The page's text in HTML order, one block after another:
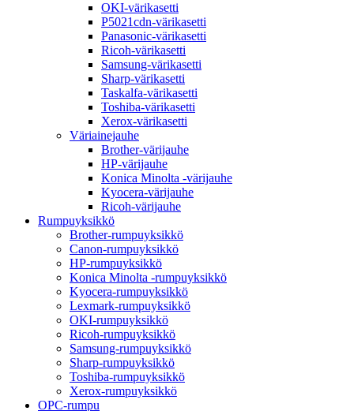
OKI-värikasetti
P5021cdn-värikasetti
Panasonic-värikasetti
Ricoh-värikasetti
Samsung-värikasetti
Sharp-värikasetti
Taskalfa-värikasetti
Toshiba-värikasetti
Xerox-värikasetti
Väriainejauhe
Brother-värijauhe
HP-värijauhe
Konica Minolta -värijauhe
Kyocera-värijauhe
Ricoh-värijauhe
Rumpuyksikkö
Brother-rumpuyksikkö
Canon-rumpuyksikkö
HP-rumpuyksikkö
Konica Minolta -rumpuyksikkö
Kyocera-rumpuyksikkö
Lexmark-rumpuyksikkö
OKI-rumpuyksikkö
Ricoh-rumpuyksikkö
Samsung-rumpuyksikkö
Sharp-rumpuyksikkö
Toshiba-rumpuyksikkö
Xerox-rumpuyksikkö
OPC-rumpu